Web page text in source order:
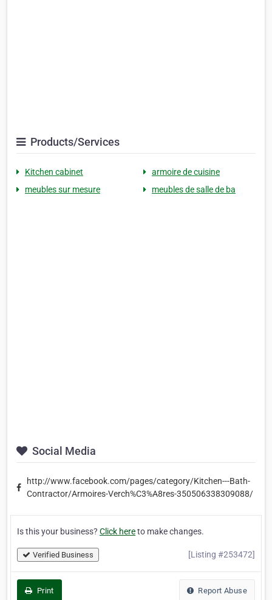
Products/Services
Kitchen cabinet
armoire de cuisine
meubles sur mesure
meubles de salle de ba
Social Media
http://www.facebook.com/pages/category/Kitchen---Bath-
Contractor/Armoires-Verch%C3%A8res-350506338309088/
Is this your business? Click hereto make changes.
Verified Business [Listing #253472]
Print Report Abuse